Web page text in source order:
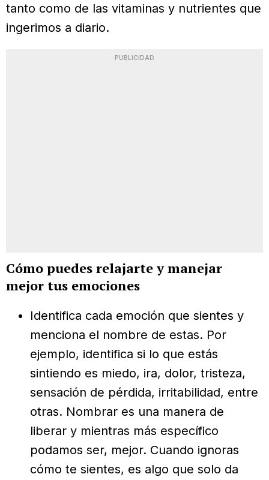
tanto como de las vitaminas y nutrientes que
ingerimos a diario.
PUBLICIDAD
Cómo puedes relajarte y manejar
mejor tus emociones
Identifica cada emoción que sientes y
menciona el nombre de estas. Por
ejemplo, identifica si lo que estás
sintiendo es miedo, ira, dolor, tristeza,
sensación de pérdida, irritabilidad, entre
otras. Nombrar es una manera de
liberar y mientras más específico
podamos ser, mejor. Cuando ignoras
cómo te sientes, es algo que solo da